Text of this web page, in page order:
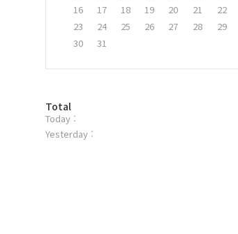
16
17 18 19 20 21
22
23
24 25 26 27 28
29
30
31
방
문
자
Total
Today :
Yesterday :